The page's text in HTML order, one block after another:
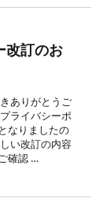
改訂のお
ありがとうご
ライバシーポ
なりましたの
い改訂の内容
確認 …